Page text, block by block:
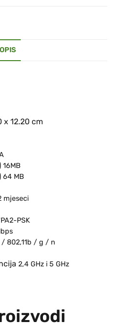
OPIS
x 12.20 cm
16MB
64 MB
mjeseci
PSK
/ 802,11b / g / n
2,4 GHz i 5 GHz